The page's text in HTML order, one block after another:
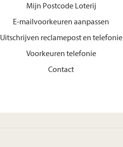
Mijn Postcode Loterij
E-mailvoorkeuren aanpassen
Uitschrijven reclamepost en telefonie
Voorkeuren telefonie
Contact